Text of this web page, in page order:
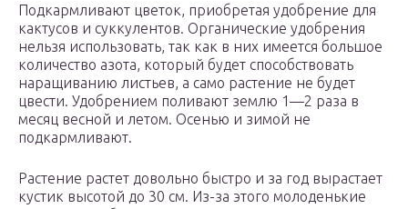
Подкармливают цветок, приобретая удобрение для
кактусов и суккулентов. Органические удобрения
нельзя использовать, так как в них имеется большое
количество азота, который будет способствовать
наращиванию листьев, а само растение не будет
цвести. Удобрением поливают землю 1—2 раза в
месяц весной и летом. Осенью и зимой не
подкармливают.
Растение растет довольно быстро и за год вырастает
кустик высотой до 30 см. Из-за этого молоденькие